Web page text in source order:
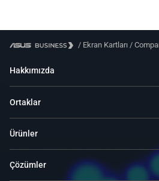
/ Ekran Kartları /
Hakkımızda
Ortaklar
Ürünler
Çözümler